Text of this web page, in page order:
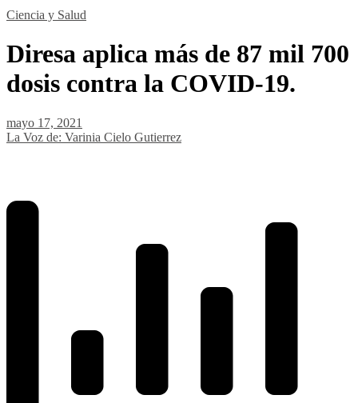
Ciencia y Salud
Diresa aplica más de 87 mil 700
dosis contra la COVID-19.
mayo 17, 2021
La Voz de: Varinia Cielo Gutierrez